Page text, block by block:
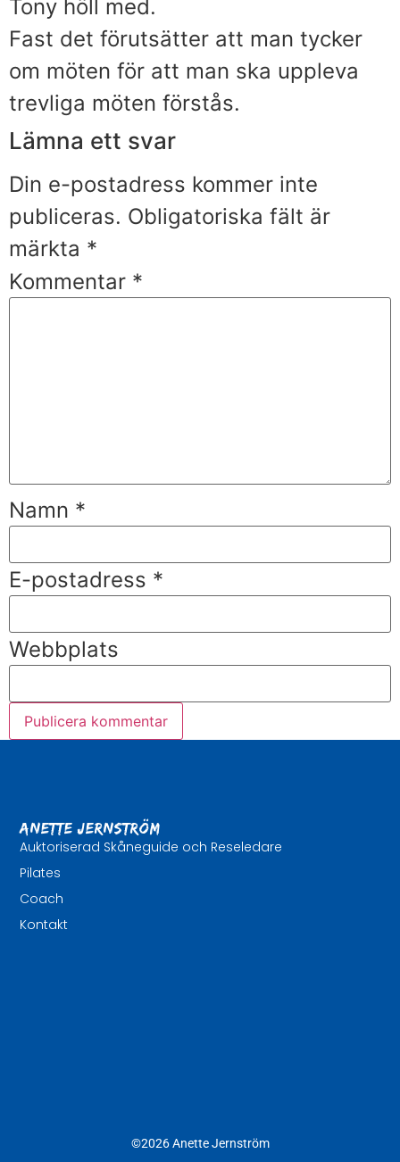
Tony höll med.
Fast det förutsätter att man tycker
om möten för att man ska uppleva
trevliga möten förstås.
Lämna ett svar
Din e-postadress kommer inte
publiceras. Obligatoriska fält är
märkta *
Kommentar *
Namn *
E-postadress *
Webbplats
Anette Jernström
Auktoriserad Skåneguide och Reseledare
Pilates
Coach
Kontakt
©2026 Anette Jernström